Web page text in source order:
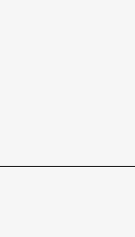
》與《低限
．格拉斯室
的作品。二○